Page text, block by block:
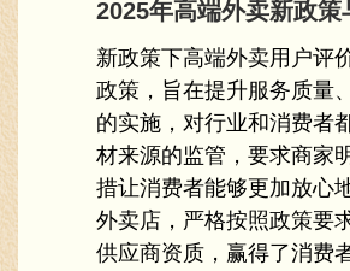
2025年高端外卖新政策
新政策下高端外卖用户评
政策，旨在提升服务质量
的实施，对行业和消费者
材来源的监管，要求商家
措让消费者能够更加放心
外卖店，严格按照政策要
供应商资质，赢得了消费